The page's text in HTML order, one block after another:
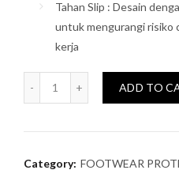
Tahan Slip : Desain
untuk mengurangi risiko
kerja
Quantity
ADD TO
Category: FOOTWEAR